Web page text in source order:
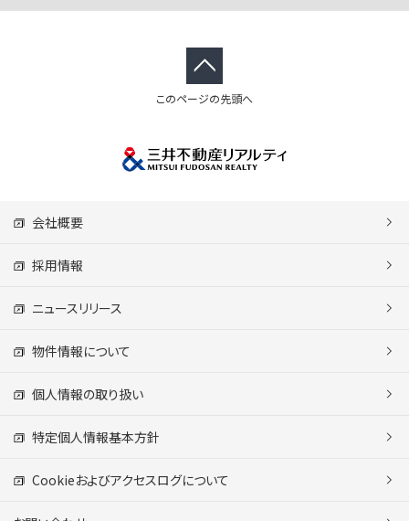
このページの先頭へ
会社概要
採用情報
ニュースリリース
物件情報について
個人情報の取り扱い
特定個人情報基本方針
Cookieおよびアクセスログについて